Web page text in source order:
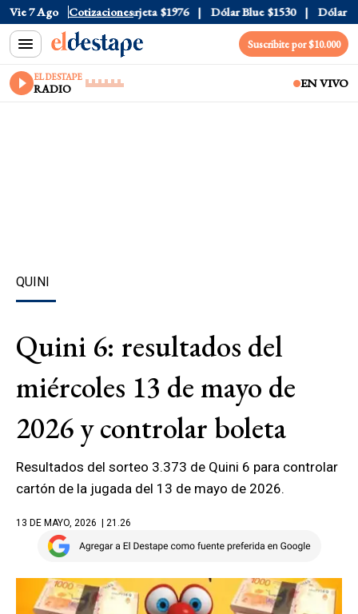
Vie 7 Ago Cotizaciones
$1520 Dólar Tarjeta $1976 Dólar Blue $1530 Dólar CCL
Suscribite por $10.000
EL DESTAPE
RADIO EN VIVO
QUINI
Quini 6: resultados del
miércoles 13 de mayo de
2026 y controlar boleta
Resultados del sorteo 3.373 de Quini 6 para controlar
cartón de la jugada del 13 de mayo de 2026.
13 DE MAYO, 2026 | 21.26